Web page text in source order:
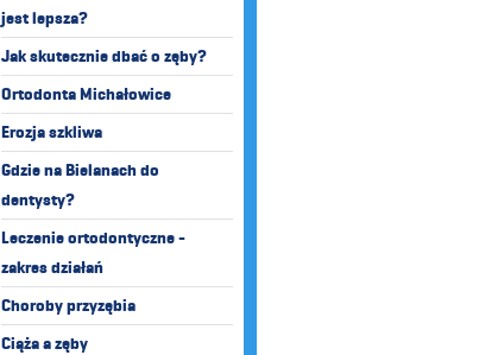
jest lepsza?
Jak skutecznie dbać o zęby?
Ortodonta Michałowice
Erozja szkliwa
Gdzie na Bielanach do
dentysty?
Leczenie ortodontyczne -
zakres działań
Choroby przyzębia
Ciąża a zęby